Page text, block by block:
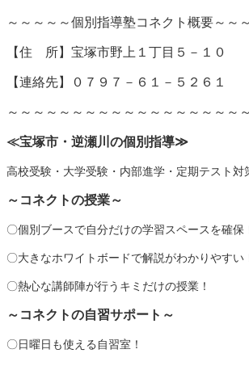
～～～～～個別指導塾コネクト概要～～
【住 所】宝塚市野上１丁目５－１０
【連絡先】０７９７－６１－５２６１
～～～～～～～～～～～～～～～～～～
≪宝塚市・逆瀬川の個別指導≫
高校受験・大学受験・内部進学・定期テスト対
～コネクトの授業～
〇個別ブースで自分だけの学習スペースを確保
〇大きなホワイトボードで解説がわかりやすい
〇熱心な講師陣が行うキミだけの授業！
～コネクトの自習サポート～
〇日曜日も使える自習室！